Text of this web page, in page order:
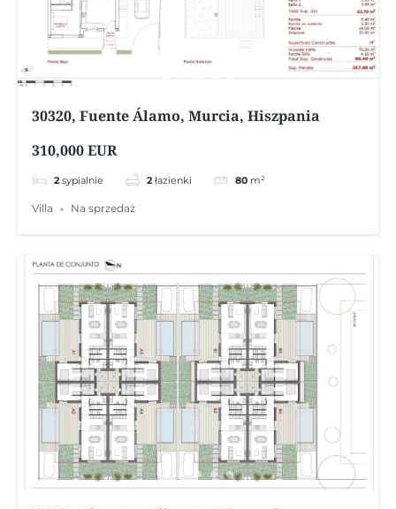
30320, Fuente Álamo, Murcia, Hiszpania
310,000 EUR
2 sypialnie 2 łazienki 80 m²
Villa Na sprzedaż